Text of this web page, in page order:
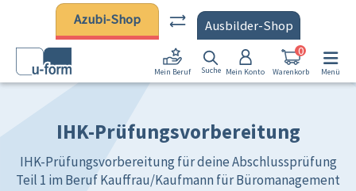
Zum Hauptinhalt springen
Azubi-Shop Ausbilder-Shop
Mein Beruf Suche Mein Konto Warenkorb
0
Menü
IHK-Prüfungsvorbereitung
IHK-Prüfungsvorbereitung für deine Abschlussprüfung
Teil 1 im Beruf Kauffrau/Kaufmann für Büromanagement